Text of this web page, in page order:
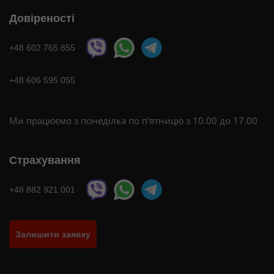
Довіреності
+48 602 765 855
+48 606 595 055
Ми працюємо з понеділка по п’ятницю з 10.00 до 17.00
Страхування
+48 882 921 001
Залишити заявку